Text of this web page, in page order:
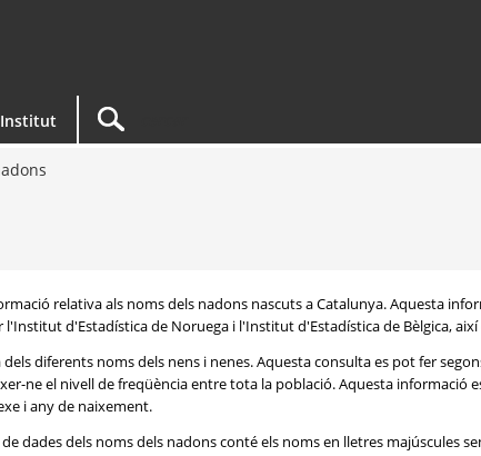
relativa als noms dels nadons nascuts a Catalunya. Aquesta
d'Estadística de Noruega i l'Institut d'Estadística de Bèlgica, així
diferents noms dels nens i nenes. Aquesta consulta es pot fer
ne el nivell de freqüència entre tota la població. Aquesta
i any de naixement.
dades dels noms dels nadons conté els noms en lletres majúscules